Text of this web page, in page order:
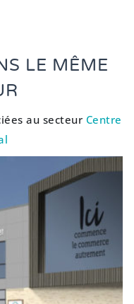
LE MÊME
au secteur Centre
U EXPRESS